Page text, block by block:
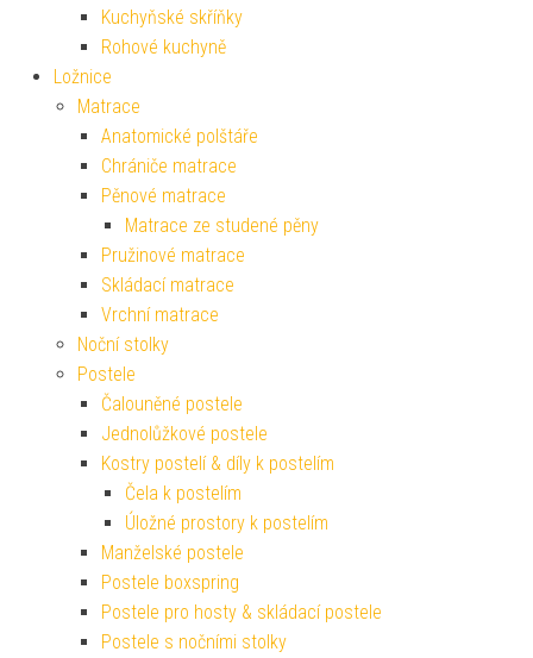
Kuchyňské skříňky
Rohové kuchyně
Ložnice
Matrace
Anatomické polštáře
Chrániče matrace
Pěnové matrace
Matrace ze studené pěny
Pružinové matrace
Skládací matrace
Vrchní matrace
Noční stolky
Postele
Čalouněné postele
Jednolůžkové postele
Kostry postelí & díly k postelím
Čela k postelím
Úložné prostory k postelím
Manželské postele
Postele boxspring
Postele pro hosty & skládací postele
Postele s nočními stolky